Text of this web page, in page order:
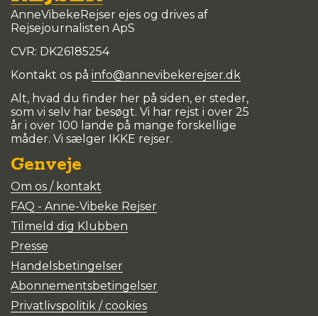
AnneVibekeRejser ejes og drives af
Rejsejournalisten ApS
CVR: DK26185254
Kontakt os på info@annevibekerejser.dk
Alt, hvad du finder her på siden, er steder,
som vi selv har besøgt. Vi har rejst i over 25
år i over 100 lande på mange forskellige
måder. Vi sælger IKKE rejser.
Genveje
Om os / kontakt
FAQ - Anne-Vibeke Rejser
Tilmeld dig Klubben
Presse
Handelsbetingelser
Abonnementsbetingelser
Privatlivspolitik / cookies